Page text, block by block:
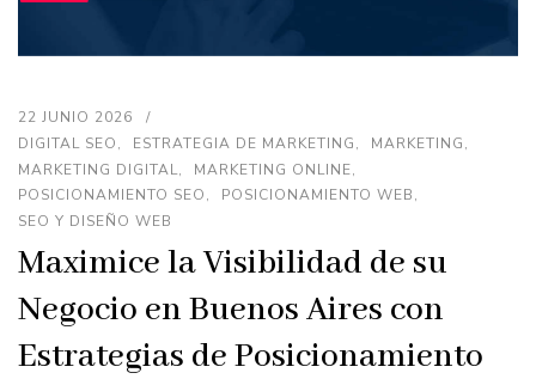
22 JUNIO 2026
DIGITAL SEO
ESTRATEGIA DE MARKETING
MARKETING
MARKETING DIGITAL
MARKETING ONLINE
POSICIONAMIENTO SEO
POSICIONAMIENTO WEB
SEO Y DISEÑO WEB
Maximice la Visibilidad de su
Negocio en Buenos Aires con
Estrategias de Posicionamiento